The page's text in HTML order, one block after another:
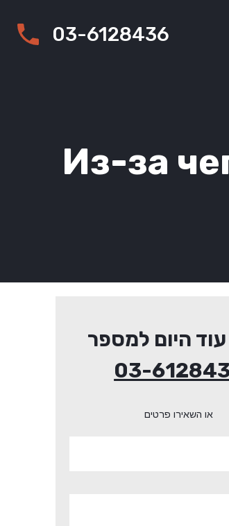
03-6128436
Из-за
עוד היום למספר
03-
או השאירו פרטים